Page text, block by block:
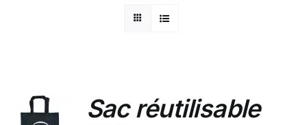
Sac réutilisable